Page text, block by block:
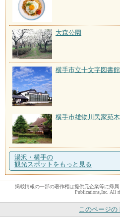
大森公園
横手市立十文字図書館
横手市雄物川民家苑
湯沢・横手の
観光スポットをもっと見る
掲載情報の一部の著作権は提供元企業等に帰属
Publications,Inc. All
このページの